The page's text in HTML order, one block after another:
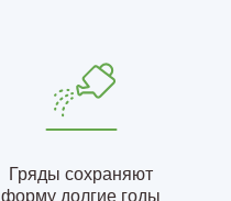
Гряды сохраняют
форму долгие годы